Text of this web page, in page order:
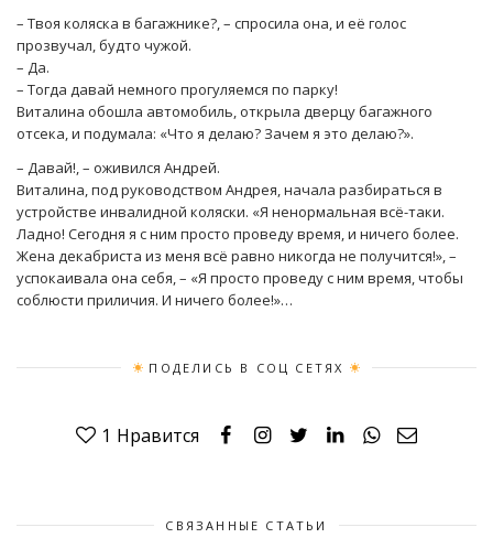
– Твоя коляска в багажнике?, – спросила она, и её голос
прозвучал, будто чужой.
– Да.
– Тогда давай немного прогуляемся по парку!
Виталина обошла автомобиль, открыла дверцу багажного
отсека, и подумала: «Что я делаю? Зачем я это делаю?».
– Давай!, – оживился Андрей.
Виталина, под руководством Андрея, начала разбираться в
устройстве инвалидной коляски. «Я ненормальная всё-таки.
Ладно! Сегодня я с ним просто проведу время, и ничего более.
Жена декабриста из меня всё равно никогда не получится!», –
успокаивала она себя, – «Я просто проведу с ним время, чтобы
соблюсти приличия. И ничего более!»…
ПОДЕЛИСЬ В СОЦ СЕТЯХ
1 Нравится
СВЯЗАННЫЕ СТАТЬИ